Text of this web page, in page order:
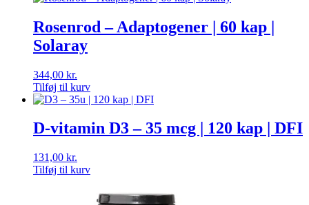
Rosenrod – Adaptogener | 60 kap |
Solaray
344,00 kr.
Tilføj til kurv
D-vitamin D3 – 35 mcg | 120 kap | DFI
131,00 kr.
Tilføj til kurv